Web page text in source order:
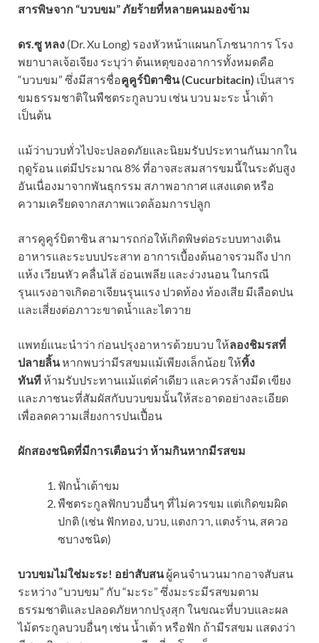
สารพิษจาก “บวบขม” ภัยร้ายที่หลายคนมองข้าม
ดร.ซู หลง (Dr. Xu Long) รองหัวหน้าแผนกโภชนาการ โรง
พยาบาลเจ้อเจียง ระบุว่า ต้นเหตุของอาการทั้งหมดคือ
“บวบขม” ซึ่งมีสารชื่อคูคูร์บิตาซิน (Cucurbitacin) เป็นสาร
ขมธรรมชาติในพืชตระกูลบวบ เช่น บวบ มะระ น้ำเต้า
เป็นต้น
แม้ว่าบวบทั่วไปจะปลอดภัยและนิยมรับประทานกันมากใน
ฤดูร้อน แต่มีประมาณ 8% ที่อาจสะสมสารขมนี้ในระดับสูง
อันเนื่องมาจากพันธุกรรม สภาพอากาศ แสงแดด หรือ
ความเครียดจากสภาพแวดล้อมการปลูก
สารคูคูร์บิตาซิน สามารถก่อให้เกิดพิษต่อระบบทางเดิน
อาหารและระบบประสาท อาการเบื้องต้นอาจรวมถึง ปาก
แห้ง เวียนหัว คลื่นไส้ อ่อนเพลีย และง่วงนอน ในกรณี
รุนแรงอาจเกิดอาเจียนรุนแรง ปวดท้อง ท้องเสีย มีเลือดปน
และเสี่ยงต่อภาวะขาดน้ำและไตวาย
แพทย์แนะนำว่า ก่อนปรุงอาหารด้วยบวบ ให้ลองชิมรสที่
ปลายลิ้นหากพบว่ามีรสขมแม้เพียงเล็กน้อย ให้ทิ้ง
ทันทีห้ามรับประทานแม้แต่คำเดียว และควรล้างมีด เขียง
และภาชนะที่สัมผัสกับบวบขมนั้นให้สะอาดอย่างละเอียด
เพื่อลดความเสี่ยงการปนเปื้อน
ผักสองชนิดที่มีการเตือนว่า ห้ามกินหากมีรสขม
ฟักน้ำเต้าขม
พืชตระกูลฟักบวบอื่นๆ ที่ไม่ควรขม แต่เกิดขมผิด
ปกติ (เช่น ฟักทอง, บวบ, แตงกวา, แตงร้าน, สควอ
ซบางชนิด)
บวบขมไม่ใช่มะระ! อย่าสับสนผู้คนจำนวนมากอาจสับสน
ระหว่าง “บวบขม” กับ “มะระ” ซึ่งมะระมีรสขมตาม
ธรรมชาติและปลอดภัยหากปรุงสุก ในขณะที่บวบและผล
ไม้ตระกูลบวบอื่นๆ เช่น น้ำเต้า หรือฟัก ถ้ามีรสขม แสดงว่า